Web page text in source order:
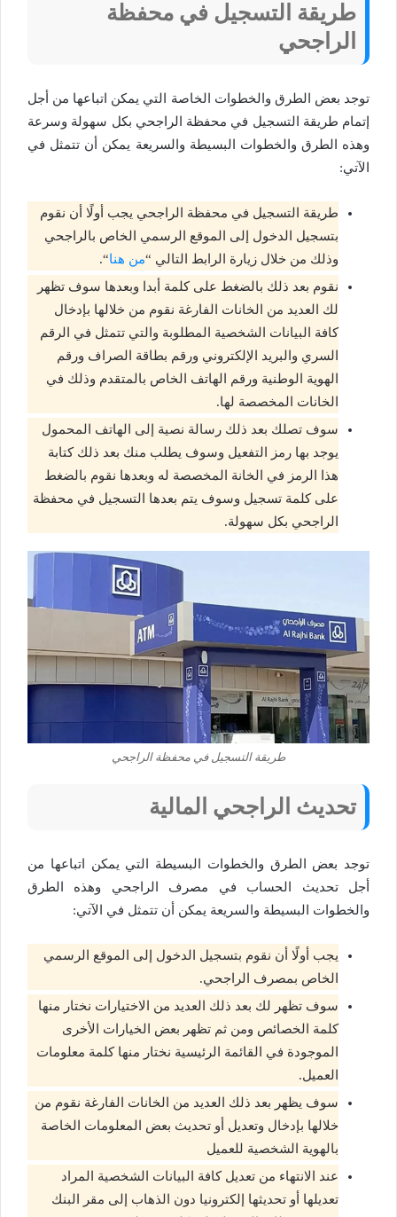
طريقة التسجيل في محفظة
الراجحي
توجد بعض الطرق والخطوات الخاصة التي يمكن اتباعها من أجل
إتمام طريقة التسجيل في محفظة الراجحي بكل سهولة وسرعة
وهذه الطرق والخطوات البسيطة والسريعة يمكن أن تتمثل في
الآتي:
طريقة التسجيل في محفظة الراجحي يجب أولًا أن نقوم
بتسجيل الدخول إلى الموقع الرسمي الخاص بالراجحي
وذلك من خلال زيارة الرابط التالي “من هنا“.
نقوم بعد ذلك بالضغط على كلمة أبدا وبعدها سوف تظهر
لك العديد من الخانات الفارغة نقوم من خلالها بإدخال
كافة البيانات الشخصية المطلوبة والتي تتمثل في الرقم
السري والبريد الإلكتروني ورقم بطاقة الصراف ورقم
الهوية الوطنية ورقم الهاتف الخاص بالمتقدم وذلك في
الخانات المخصصة لها.
سوف تصلك بعد ذلك رسالة نصية إلى الهاتف المحمول
يوجد بها رمز التفعيل وسوف يطلب منك بعد ذلك كتابة
هذا الرمز في الخانة المخصصة له وبعدها نقوم بالضغط
على كلمة تسجيل وسوف يتم بعدها التسجيل في محفظة
الراجحي بكل سهولة.
طريقة التسجيل في محفظة الراجحي
تحديث الراجحي المالية
توجد بعض الطرق والخطوات البسيطة التي يمكن اتباعها من
أجل تحديث الحساب في مصرف الراجحي وهذه الطرق
والخطوات البسيطة والسريعة يمكن أن تتمثل في الآتي:
يجب أولًا أن نقوم بتسجيل الدخول إلى الموقع الرسمي
الخاص بمصرف الراجحي.
سوف تظهر لك بعد ذلك العديد من الاختيارات نختار منها
كلمة الخصائص ومن ثم تظهر بعض الخيارات الأخرى
الموجودة في القائمة الرئيسية نختار منها كلمة معلومات
العميل.
سوف يظهر بعد ذلك العديد من الخانات الفارغة نقوم من
خلالها بإدخال وتعديل أو تحديث بعض المعلومات الخاصة
بالهوية الشخصية للعميل
عند الانتهاء من تعديل كافة البيانات الشخصية المراد
تعديلها أو تحديثها إلكترونيا دون الذهاب إلى مقر البنك